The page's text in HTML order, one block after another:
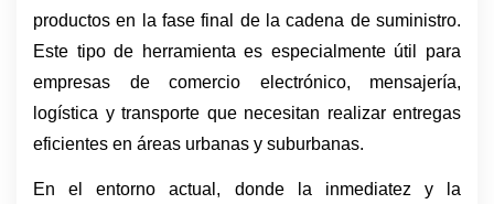
productos en la fase final de la cadena de suministro.
Este tipo de herramienta es especialmente útil para
empresas de comercio electrónico, mensajería,
logística y transporte que necesitan realizar entregas
eficientes en áreas urbanas y suburbanas.
En el entorno actual, donde la inmediatez y la